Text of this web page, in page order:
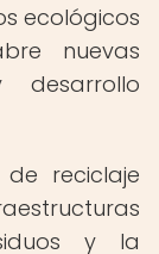
ecológicos
nuevas
de reciclaje
y la